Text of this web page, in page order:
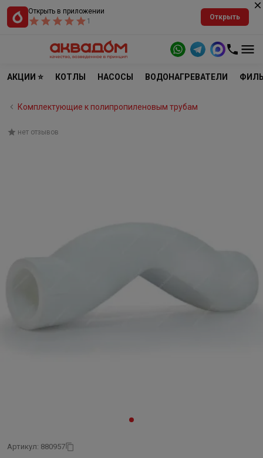
Открыть в приложении
1
Открыть
АКЦИИ ⭐ КОТЛЫ НАСОСЫ ВОДОНАГРЕВАТЕЛИ
Комплектующие к полипропиленовым трубам
нет отзывов
Артикул: 880957